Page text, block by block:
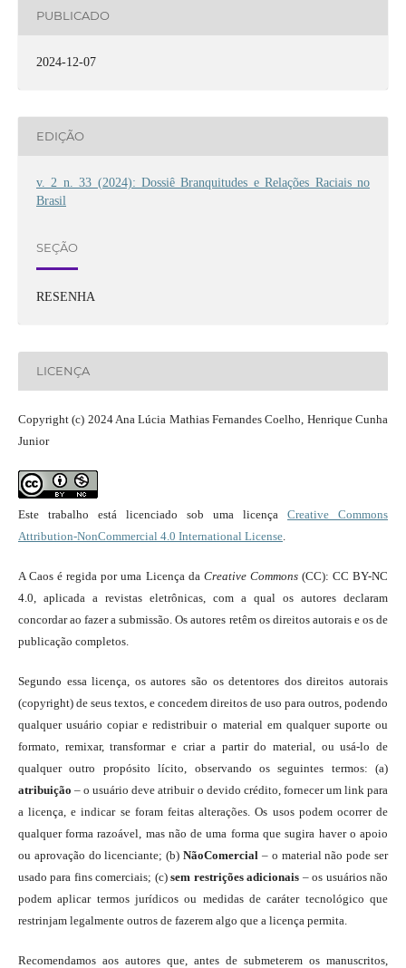
PUBLICADO
2024-12-07
EDIÇÃO
v. 2 n. 33 (2024): Dossiê Branquitudes e Relações Raciais no
Brasil
SEÇÃO
RESENHA
LICENÇA
Copyright (c) 2024 Ana Lúcia Mathias Fernandes Coelho, Henrique Cunha
Junior
Este trabalho está licenciado sob uma licençaCreative Commons
Attribution-NonCommercial 4.0 International License.
A Caos é regida por uma Licença da Creative Commons(CC): CC BY-NC
4.0, aplicada a revistas eletrônicas, com a qual os autores declaram
concordar ao fazer a submissão. Os autores retêm os direitos autorais e os de
publicação completos.
Segundo essa licença, os autores são os detentores dos direitos autorais
(copyright) de seus textos, e concedem direitos de uso para outros, podendo
qualquer usuário copiar e redistribuir o material em qualquer suporte ou
formato, remixar, transformar e criar a partir do material, ou usá-lo de
qualquer outro propósito lícito, observando os seguintes termos: (a)
atribuição – o usuário deve atribuir o devido crédito, fornecer um link para
a licença, e indicar se foram feitas alterações. Os usos podem ocorrer de
qualquer forma razoável, mas não de uma forma que sugira haver o apoio
ou aprovação do licenciante; (b)NãoComercial – o material não pode ser
usado para fins comerciais; (c)sem restrições adicionais – os usuários não
podem aplicar termos jurídicos ou medidas de caráter tecnológico que
restrinjam legalmente outros de fazerem algo que a licença permita.
Recomendamos aos autores que, antes de submeterem os manuscritos,